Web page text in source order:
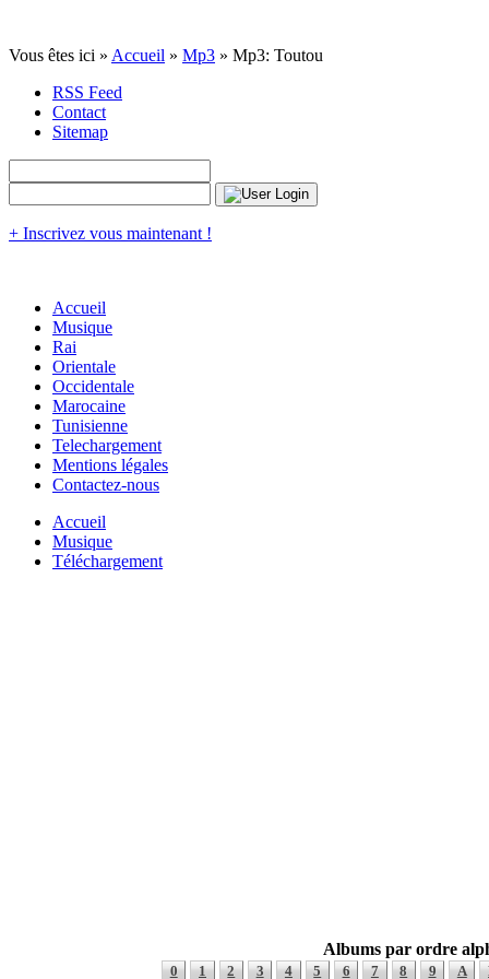
Vous êtes ici » Accueil » Mp3 » Mp3: Toutou
RSS Feed
Contact
Sitemap
+ Inscrivez vous maintenant !
Accueil
Musique
Rai
Orientale
Occidentale
Marocaine
Tunisienne
Telechargement
Mentions légales
Contactez-nous
Accueil
Musique
Téléchargement
Albums par ordre
0 1 2 3 4 5 6 7 8 9 A